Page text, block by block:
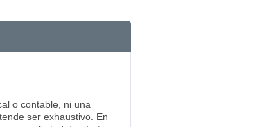
o contable, ni una
ser exhaustivo. En